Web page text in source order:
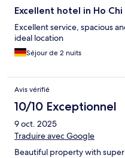
Excellent hotel in Ho
Excellent service, spacious
ideal location
Séjour de 2 nuits
Avis vérifié
10/10 Exceptionnel
9 oct. 2025
Traduire avec Google
Beautiful property with